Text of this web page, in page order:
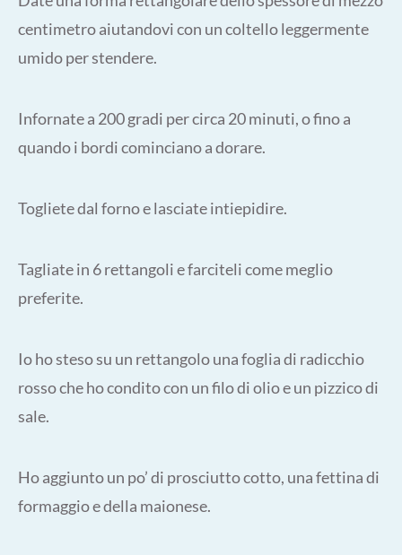
centimetro aiutandovi con un coltello leggermente
umido per stendere.
Infornate a 200 gradi per circa 20 minuti, o fino a
quando i bordi cominciano a dorare.
Togliete dal forno e lasciate intiepidire.
Tagliate in 6 rettangoli e farciteli come meglio
preferite.
Io ho steso su un rettangolo una foglia di radicchio
rosso che ho condito con un filo di olio e un pizzico di
sale.
Ho aggiunto un po’ di prosciutto cotto, una fettina di
formaggio e della maionese.